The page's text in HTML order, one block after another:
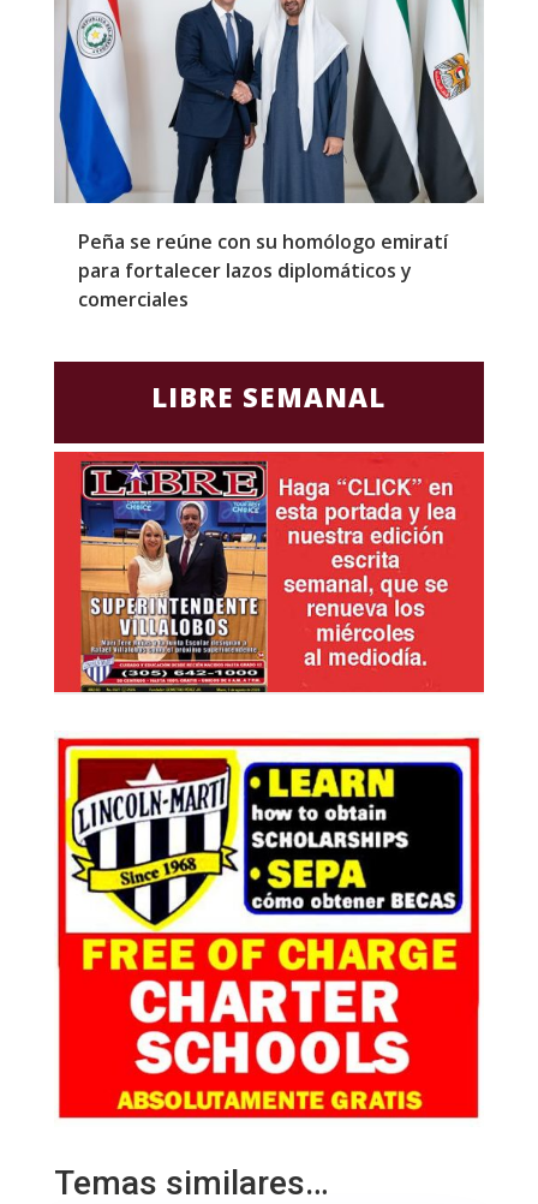
Peña se reúne con su homólogo emiratí
para fortalecer lazos diplomáticos y
comerciales
LIBRE SEMANAL
Temas similares…